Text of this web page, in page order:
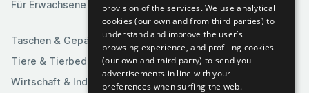
Für Erwachsene
Sportartikel
Taschen & Gepäck
Tiere & Tierbedarf
Wirtschaft & Industrie
provision of the services. We use analytical
cookies (our own and from third parties) to
understand and improve the user’s
browsing experience, and profiling cookies
(our own and third party) to send you
advertisements in line with your
preferences when surfing the web.